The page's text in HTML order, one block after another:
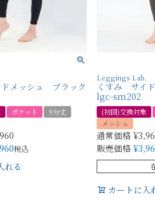
メッシュ ブラック
ポケット
9分丈
税込
れる
Leggings Lab.
くすみ サイ
lgc-sm202
(初回)交換対象
メッシュ
通常価格 ¥
販売価格 ¥
カートに入